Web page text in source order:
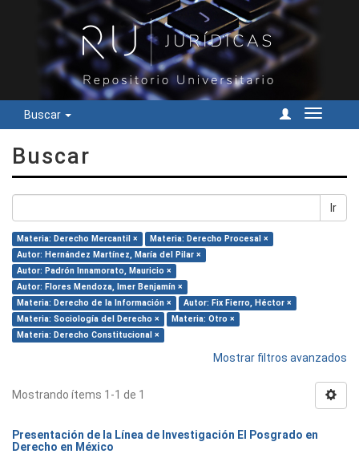
Buscar
Cambiar
Buscar
Ir
Materia: Derecho Mercantil ×
Materia: Derecho Procesal ×
Autor: Hernández Martínez, María del Pilar ×
Autor: Padrón Innamorato, Mauricio ×
Autor: Flores Mendoza, Imer Benjamín ×
Materia: Derecho de la Información ×
Autor: Fix Fierro, Héctor ×
Materia: Sociología del Derecho ×
Materia: Otro ×
Materia: Derecho Constitucional ×
Mostrar filtros avanzados
Mostrando ítems 1-1 de 1
Presentación de la Línea de Investigación El Posgrado en
Derecho en México